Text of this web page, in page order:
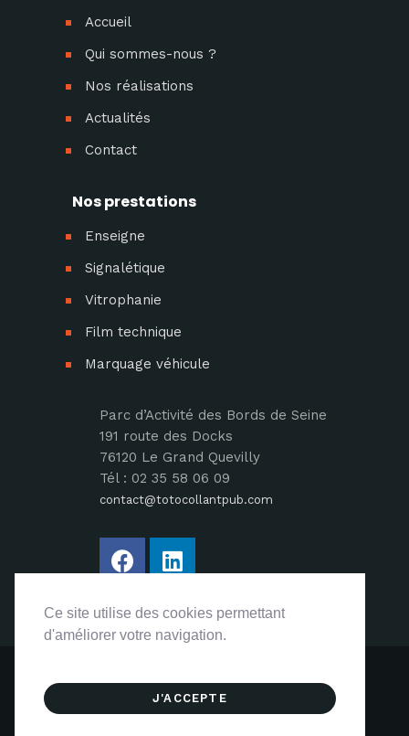
Ce site utilise des cookies permettant
d'améliorer votre navigation.
J'ACCEPTE
Ce site utilise des cookies permettant
d'améliorer votre navigation.
J'ACCEPTE
Accueil
Qui sommes-nous ?
Nos réalisations
Actualités
Contact
Nos prestations
Enseigne
Signalétique
Vitrophanie
Film technique
Marquage véhicule
Parc d’Activité des Bords de Seine
191 route des Docks
76120 Le Grand Quevilly
Tél : 02 35 58 06 09
contact@totocollantpub.com
Copyright 2026Totocollant Pub. Tous
droits réservés.Mentions légales